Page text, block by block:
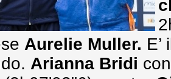
Aurelie Muller.
Arianna Bridi